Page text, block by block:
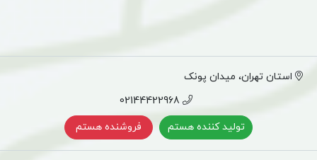
استان تهران، میدان پونک
02144422968
تولید کننده هستم
فروشنده هستم